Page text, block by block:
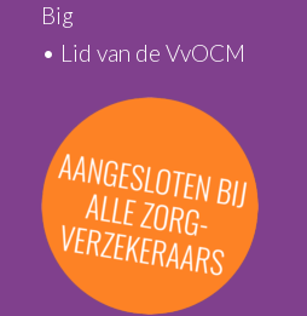
Big
• Lid van de VvOCM